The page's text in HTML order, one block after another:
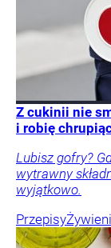
Z cukinii nie
i robię
Lubisz gofry?
wytrawny
wyjątkowo.
Przepisy